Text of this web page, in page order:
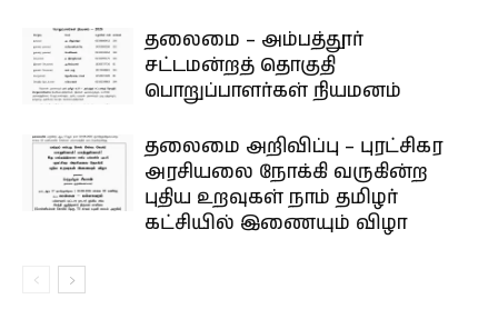
தலைமை – அம்பத்தூர்
சட்டமன்றத் தொகுதி
பொறுப்பாளர்கள் நியமனம்
தலைமை அறிவிப்பு – புரட்சிகர
அரசியலை நோக்கி வருகின்ற
புதிய உறவுகள் நாம் தமிழர்
கட்சியில் இணையும் விழா